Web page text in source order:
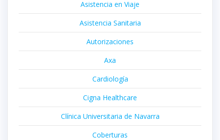
Asistencia en Viaje
Asistencia Sanitaria
Autorizaciones
Axa
Cardiología
Cigna Healthcare
Clínica Universitaria de Navarra
Coberturas